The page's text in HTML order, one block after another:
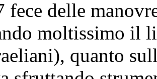
fece delle
moltissimo il
quanto